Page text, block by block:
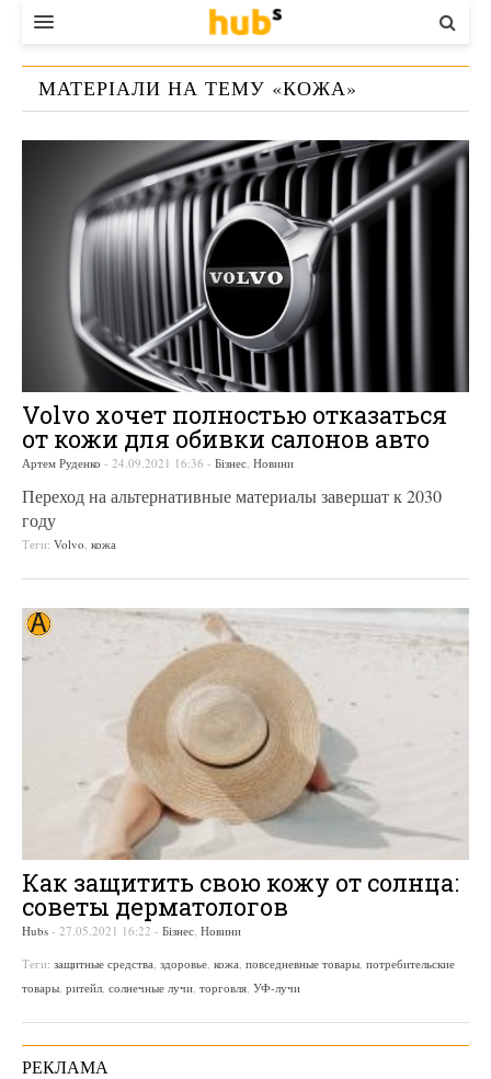
ВЛАДА
ЕКОНОМІКА
СТАРТЕР
КОНТАКТИ
МАТЕРІАЛИ НА ТЕМУ «КОЖА»
Volvo хочет полностью отказаться
от кожи для обивки салонов авто
Артем Руденко - 24.09.2021 16:36 - Бізнес Новини
Переход на альтернативные материалы завершат к 2030
году
Теги: Volvo кожа
Как защитить свою кожу от солнца:
советы дерматологов
Hubs - 27.05.2021 16:22 - Бізнес, Новини
Теги: защитные средства, здоровье, кожа, повседневные товары, потребительские
товары, ритейл, солнечные лучи, торговля, УФ-лучи
РЕКЛАМА